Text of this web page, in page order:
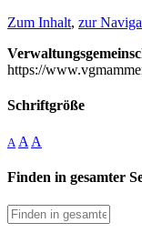
Zum Inhalt, zur
https://
Schriftgröße
A A A
Finden in gesamter